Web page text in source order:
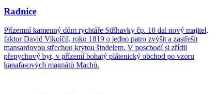
Radnice
Přízemní kamenný dům rychtáře Stříhavky čp. 10 dal nový majitel,
faktor David Vikolčil, roku 1819 o jedno patro zvýšit a zastřešit
mansardovou střechou krytou šindelem. V poschodí si zřídil
přepychový byt, v přízemí bohatý plátenický obchod po vzoru
kanafasových magnátů Machů.